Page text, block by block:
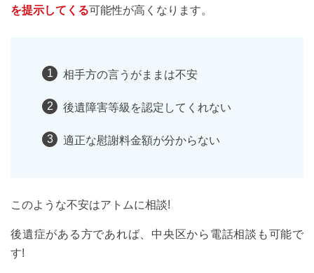
を提示してくる可能性が高くなります。
相手方の言うがままは不安
後遺障害等級を認定してくれない
適正な慰謝料金額が分からない
このような不安はアトムに相談!
後遺症がある方であれば、中央区から電話相談も可能で
す!